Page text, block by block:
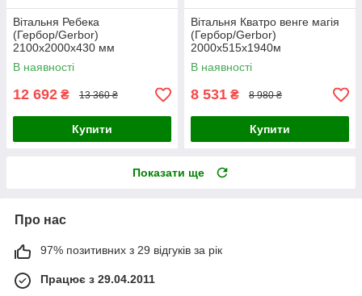
Вітальня Ребека
(Гербор/Gerbor)
2100х2000х430 мм
В наявності
12 692 ₴ 13 360 ₴
Купити
Вітальня Кватро венге магія
(Гербор/Gerbor)
2000х515х1940м
В наявності
8 531 ₴ 8 980 ₴
Купити
Показати ще
Про нас
97% позитивних з 29 відгуків за рік
Працює з 29.04.2011